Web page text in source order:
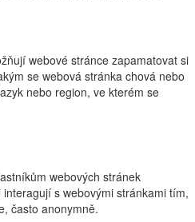
webové stránce zapamatovat si
se webová stránka chová nebo
nebo region, ve kterém se
webových stránek
s webovými stránkami tím,
často anonymně.